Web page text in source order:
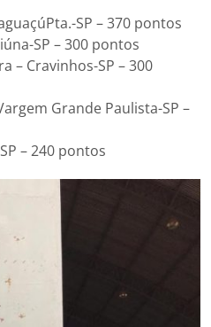
SP – 370 pontos
SP – 300 pontos
– Cravinhos-SP – 300
Grande Paulista-SP –
– 240 pontos